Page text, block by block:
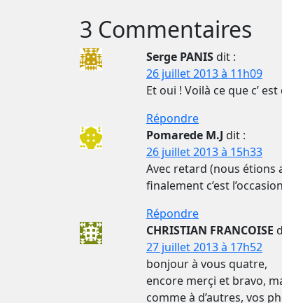
3 Commentaires
Serge PANISdit :
26 juillet 2013 à 11h09
Et oui ! Voilà ce que c’
Répondre
Pomarede M.J dit :
26 juillet 2013 à 15h33
Avec retard (nous étions
finalement c’est
Répondre
CHRISTIAN FRANCOISE
27 juillet 2013 à 17h52
bonjour à vous quatre,
encore merçi et bravo,
comme à d’autres, vos